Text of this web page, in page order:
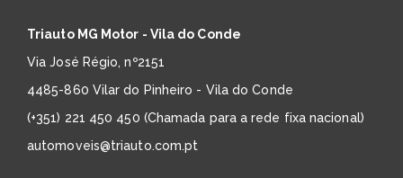
Triauto MG Motor - Vila do Conde
Via José Régio, nº2151
4485-860 Vilar do Pinheiro - Vila do Conde
(+351) 221 450 450 (Chamada para a rede fixa nacional)
automoveis@triauto.com.pt